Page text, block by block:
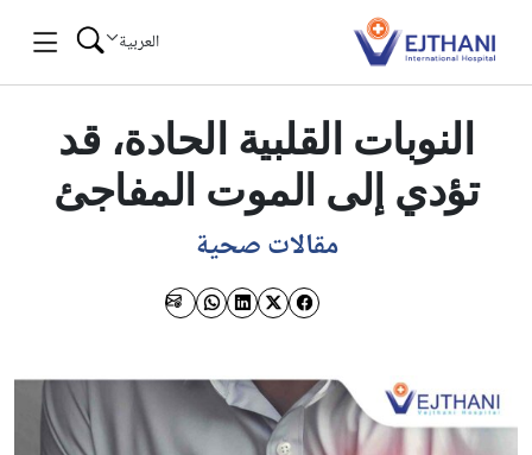
العربية
النوبات القلبية الحادة، قد
تؤدي إلى الموت المفاجئ
مقالات صحية